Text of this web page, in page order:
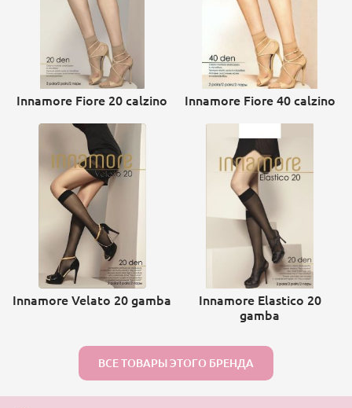
Innamore Fiore 20 calzino Innamore Fiore 40 calzino
Innamore Velato 20 gamba
Innamore Elastico 20
gamba
ВСЕ ТОВАРЫ ЭТОГО БРЕНДА